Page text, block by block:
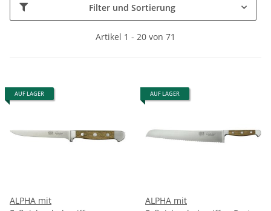
Filter und Sortierung
Artikel 1 - 20 von 71
AUF LAGER
ALPHA mit
AUF LAGER
ALPHA mit